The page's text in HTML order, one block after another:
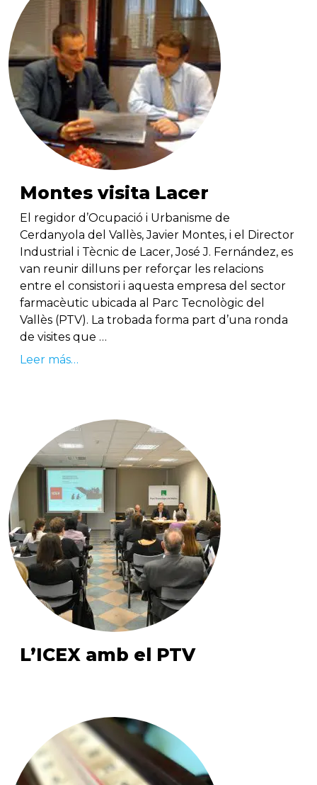
Montes visita Lacer
El regidor d’Ocupació i Urbanisme de
Cerdanyola del Vallès, Javier Montes, i el Director
Industrial i Tècnic de Lacer, José J. Fernández, es
van reunir dilluns per reforçar les relacions
entre el consistori i aquesta empresa del sector
farmacèutic ubicada al Parc Tecnològic del
Vallès (PTV). La trobada forma part d’una ronda
de visites que …
Leer más…
L’ICEX amb el PTV